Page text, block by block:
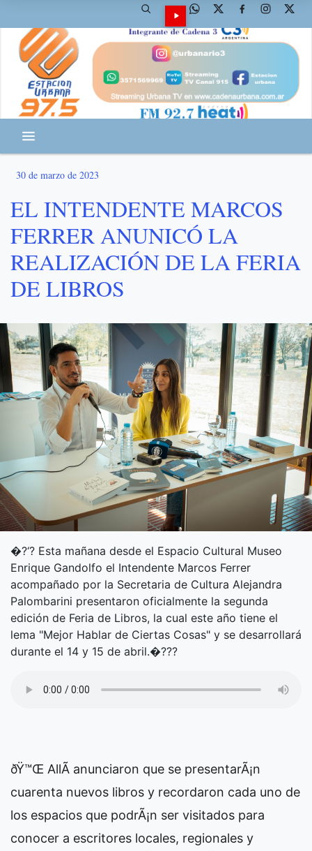
30 de marzo de 2023
EL INTENDENTE MARCOS
FERRER ANUNICÓ LA
REALIZACIÓN DE LA FERIA
DE LIBROS
�?‘? Esta mañana desde el Espacio Cultural Museo
Enrique Gandolfo el Intendente Marcos Ferrer
acompañado por la Secretaria de Cultura Alejandra
Palombarini presentaron oficialmente la segunda
edición de Feria de Libros, la cual este año tiene el
lema "Mejor Hablar de Ciertas Cosas" y se desarrollará
durante el 14 y 15 de abril.�???
ðŸ™Œ AllÃ­ anunciaron que se presentarÃ¡n
cuarenta nuevos libros y recordaron cada uno de
los espacios que podrÃ¡n ser visitados para
conocer a escritores locales, regionales y